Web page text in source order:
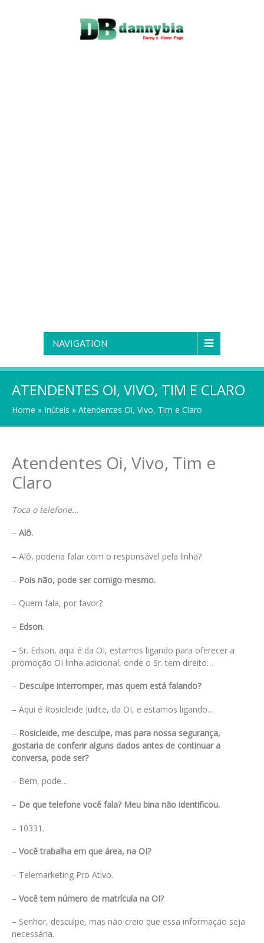
NAVIGATION
ATENDENTES OI, VIVO, TIM E CLARO
Home » Inúteis » Atendentes Oi, Vivo, Tim e Claro
Atendentes Oi, Vivo, Tim e
Claro
Toca o telefone…
– Alô.
– Alô, poderia falar com o responsável pela linha?
– Pois não, pode ser comigo mesmo.
– Quem fala, por favor?
– Edson.
– Sr. Edson, aqui é da OI, estamos ligando para oferecer a
promoção OI linha adicional, onde o Sr. tem direito…
– Desculpe interromper, mas quem está falando?
– Aqui é Rosicleide Judite, da OI, e estamos ligando…
– Rosicleide, me desculpe, mas para nossa segurança,
gostaria de conferir alguns dados antes de continuar a
conversa, pode ser?
– Bem, pode…
– De que telefone você fala? Meu bina não identificou.
– 10331.
– Você trabalha em que área, na OI?
– Telemarketing Pro Ativo.
– Você tem número de matrícula na OI?
– Senhor, desculpe, mas não creio que essa informação seja
necessária.